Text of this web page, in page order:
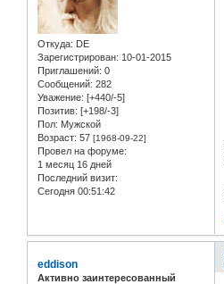
Откуда: DE
Зарегистрирован: 10-01-2015
Приглашений: 0
Сообщений: 282
Уважение: [+440/-5]
Позитив: [+198/-3]
Пол: Мужской
Возраст: 57 [1968-09-22]
Провел на форуме:
1 месяц 16 дней
Последний визит:
Сегодня 00:51:42
eddison
Активно заинтересованный